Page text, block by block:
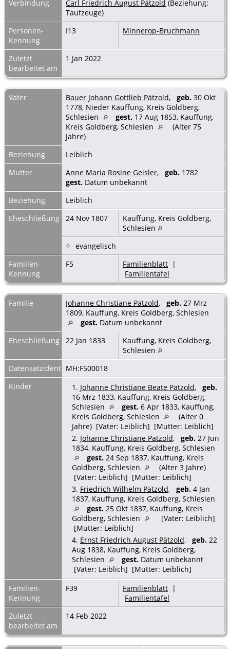
Verbindung
Carl Friedrich August Pätzold (Beziehung:
Taufzeuge)
Personen-
Kennung
I13 Minnerop-Bruchmann
Zuletzt
bearbeitet am
1 Jan 2022
Vater Bauer Johann Gottlieb Pätzold, geb. 30 Okt
1778, Nieder Kauffung, Kreis Goldberg,
Schlesien
gest. 17 Aug 1853, Kauffung,
Kreis Goldberg, Schlesien
(Alter 75
Jahre)
Beziehung
Leiblich
Mutter
Anne Maria Rosine Geisler, geb. 1782
gest. Datum unbekannt
Beziehung
Leiblich
Eheschließung
24 Nov 1807
Kauffung, Kreis Goldberg,
Schlesien
evangelisch
Familien-
Kennung
F5 Familienblatt |
Familientafel
Familie Johanne Christiane Pätzold, geb. 27 Mrz
1809, Kauffung, Kreis Goldberg, Schlesien
gest. Datum unbekannt
Eheschließung
22 Jan 1833
Kauffung, Kreis Goldberg,
Schlesien
Datensatzidentnummer
MH:F500018
Kinder
1. Johanne Christiane Beate Pätzold, geb.
16 Mrz 1833, Kauffung, Kreis Goldberg,
Schlesien
gest. 6 Apr 1833, Kauffung,
Kreis Goldberg, Schlesien
(Alter 0
Jahre) [Vater: Leiblich] [Mutter: Leiblich]
2. Johanne Christiane Pätzold, geb. 27 Jun
1834, Kauffung, Kreis Goldberg, Schlesien
gest. 24 Sep 1837, Kauffung, Kreis
Goldberg, Schlesien
(Alter 3 Jahre)
[Vater: Leiblich] [Mutter: Leiblich]
3. Friedrich Wilhelm Pätzold, geb. 4 Jan
1837, Kauffung, Kreis Goldberg, Schlesien
gest. 25 Okt 1837, Kauffung, Kreis
Goldberg, Schlesien
[Vater: Leiblich]
[Mutter: Leiblich]
4. Ernst Friedrich August Pätzold, geb. 22
Aug 1838, Kauffung, Kreis Goldberg,
Schlesien
gest. Datum unbekannt
[Vater: Leiblich] [Mutter: Leiblich]
Familien-
Kennung
F39 Familienblatt |
Familientafel
Zuletzt
bearbeitet am
14 Feb 2022